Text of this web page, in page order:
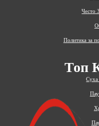
Често
Политика за
Топ
Суха